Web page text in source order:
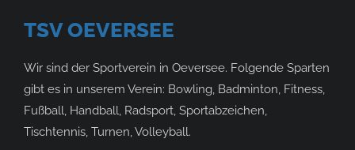
TSV OEVERSEE
Wir sind der Sportverein in Oeversee. Folgende Sparten
gibt es in unserem Verein: Bowling, Badminton, Fitness,
Fußball, Handball, Radsport, Sportabzeichen,
Tischtennis, Turnen, Volleyball.